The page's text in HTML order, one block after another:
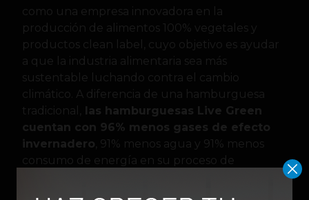
como una empresa innovadora en la
producción de alimentos 100% vegetales y
productos clean label, cuyo objetivo es ayudar
a que la industria alimentaria sea más
sustentable luchando contra el cambio
climático. A diferencia de una hamburguesa
tradicional,
las hamburguesas Live Green
cuentan con 96% menos gases de efecto
invernadero , 91% menos agua y 91% menos
consumo de energía en su proceso de